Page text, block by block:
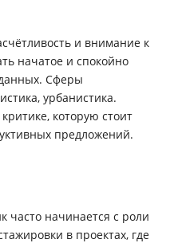
и внимание к
начатое и спокойно
Сферы
урбанистика.
которую стоит
предложений.
часто начинается с роли
в проектах, где